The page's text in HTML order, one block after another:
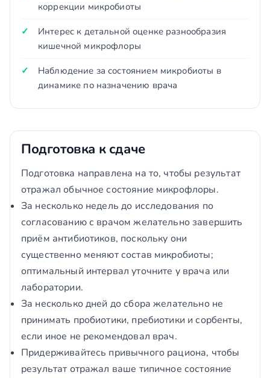
коррекции микробиоты
Интерес к детальной оценке разнообразия
кишечной микрофлоры
Наблюдение за состоянием микробиоты в
динамике по назначению врача
Подготовка к сдаче
Подготовка направлена на то, чтобы результат
отражал обычное состояние микрофлоры.
За несколько недель до исследования по
согласованию с врачом желательно завершить
приём антибиотиков, поскольку они
существенно меняют состав микробиоты;
оптимальный интервал уточните у врача или
лаборатории.
За несколько дней до сбора желательно не
принимать пробиотики, пребиотики и сорбенты,
если иное не рекомендовал врач.
Придерживайтесь привычного рациона, чтобы
результат отражал ваше типичное состояние